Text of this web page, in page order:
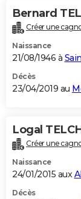
Bernard
Créer une
Naissance
21/08/1946 à
Décès
23/04/2019 au
Logal
Créer une
Naissance
24/01/2015 aux
Décès